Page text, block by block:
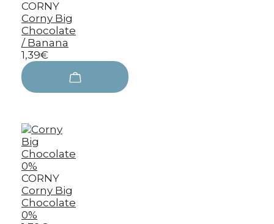
CORNY
Corny Big
Chocolate
/ Banana
1,39€
CORNY
Corny Big
Chocolate
0%